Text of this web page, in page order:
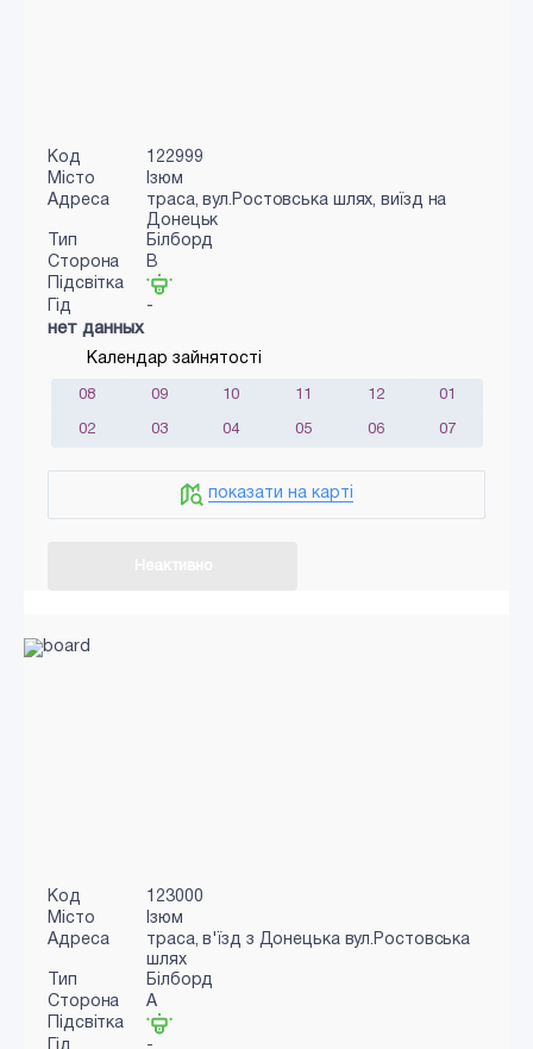
Код
122999
Місто
Ізюм
Адреса
траса, вул.Ростовська шлях, виїзд на
Донецьк
Тип
Білборд
Сторона
B
Підсвітка
Гід
-
нет данных
Календар зайнятості
08 09 10 11 12 01
02 03 04 05 06 07
показати на карті
Код
123000
Місто
Ізюм
Адреса
траса, в'їзд з Донецька вул.Ростовська
шлях
Тип
Білборд
Сторона
A
Підсвітка
Гід
-